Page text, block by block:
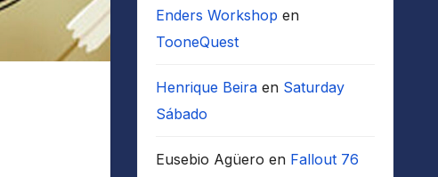
Enders Workshop en
TooneQuest
Henrique Beiraen Saturday
Sábado
Eusebio Agüero en Fallout 76